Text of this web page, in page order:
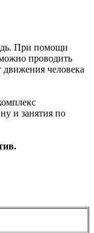
При помощи
проводить
движения человека
и занятия по
ГГц)